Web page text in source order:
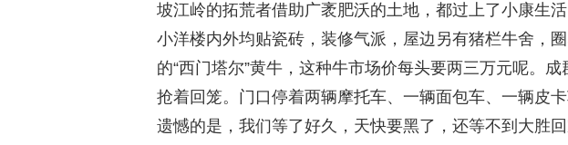
坡江岭的拓荒者借助广袤肥沃的土地，都过上了小康生
小洋楼内外均贴瓷砖，装修气派，屋边另有猪栏牛舍，
的“西门塔尔”黄牛，这种牛市场价每头要两三万元呢。成
抢着回笼。门口停着两辆摩托车、一辆面包车、一辆皮卡
遗憾的是，我们等了好久，天快要黑了，还等不到大胜